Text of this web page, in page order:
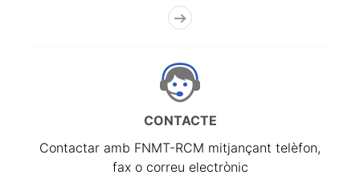
CONTACTE
Contactar amb FNMT-RCM mitjançant telèfon,
fax o correu electrònic